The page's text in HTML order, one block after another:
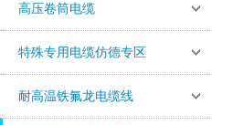
高压卷筒电缆
特殊专用电缆仿德专区
耐高温铁氟龙电缆线